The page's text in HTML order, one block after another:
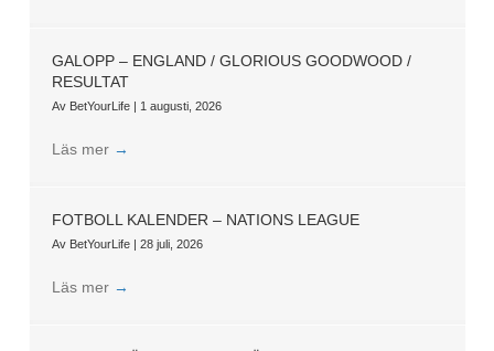
GALOPP – ENGLAND / GLORIOUS GOODWOOD /
RESULTAT
Av BetYourLife | 1 augusti, 2026
Läs mer →
FOTBOLL KALENDER – NATIONS LEAGUE
Av BetYourLife | 28 juli, 2026
Läs mer →